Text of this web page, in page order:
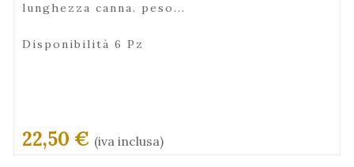
lunghezza canna. peso...
Disponibilità 6 Pz
22,50 € (iva inclusa)